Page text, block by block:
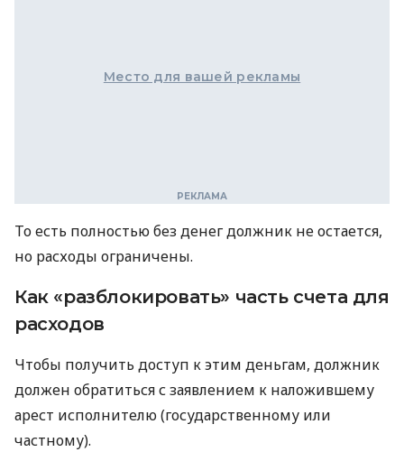
Место для вашей рекламы
То есть полностью без денег должник не остается,
но расходы ограничены.
Как «разблокировать» часть счета для
расходов
Чтобы получить доступ к этим деньгам, должник
должен обратиться с заявлением к наложившему
арест исполнителю (государственному или
частному).